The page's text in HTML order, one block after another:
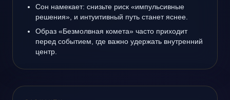
Сон намекает: снизьте риск «импульсивные
решения», и интуитивный путь станет яснее.
Образ «Безмолвная комета» часто приходит
перед событием, где важно удержать внутренний
центр.